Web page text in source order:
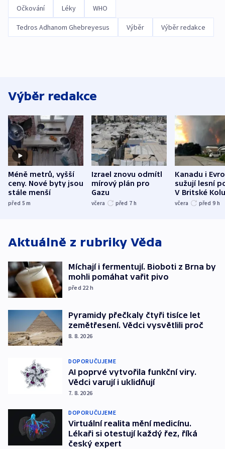
Očkování Léky WHO
Tedros Adhanom Ghebreyesus Výběr Výběr redakce
Výběr redakce
Méně metrů, vyšší
ceny. Nové byty jsou
stále menší
před 5m
Izrael znovu odmítl
mírový plán pro
Gazu
včera před 7 h
Kanadu i
sužují lesní
V Britské
evakuovali
včera před 9 h
Aktuálně z rubriky Věda
Míchají i fermentují. Bioboti z Brna by
mohli pomáhat vařit pivo
před 22 h
Pyramidy přečkaly čtyři tisíce let
zemětřesení. Vědci vysvětlili proč
8. 8. 2026
DOPORUČUJEME
AI poprvé vytvořila funkční viry.
Vědci varují i uklidňují
7. 8. 2026
DOPORUČUJEME
Virtuální realita mění medicínu.
Lékaři si otestují každý řez, říká
český expert